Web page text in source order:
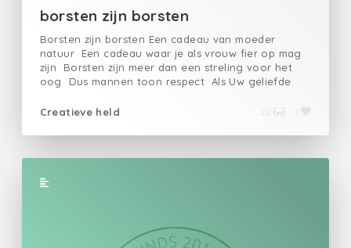
borsten zijn borsten
Borsten zijn borsten Een cadeau van moeder
natuur Een cadeau waar je als vrouw fier op mag
zijn Borsten zijn meer dan een streling voor het
oog Dus mannen toon respect Als Uw geliefde
Creatieve held